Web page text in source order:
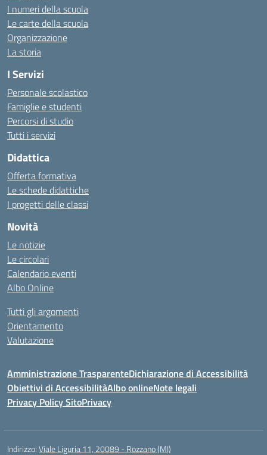
I numeri della scuola
Le carte della scuola
Organizzazione
La storia
I Servizi
Personale scolastico
Famiglie e studenti
Percorsi di studio
Tutti i servizi
Didattica
Offerta formativa
Le schede didattiche
I progetti delle classi
Novità
Le notizie
Le circolari
Calendario eventi
Albo Online
Tutti gli argomenti
Orientamento
Valutazione
Amministrazione TrasparenteDichiarazione di Accessibilità
Obiettivi di AccessibilitàAlbo onlineNote legali
Privacy Policy SitoPrivacy
Indirizzo:Viale Liguria 11, 20089 - Rozzano (MI)